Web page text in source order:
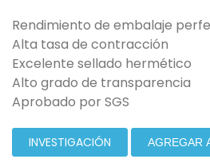
Rendimiento de embalaje
Alta tasa de contracción
Excelente sellado hermético
Alto grado de transparencia
Aprobado por SGS
INVESTIGACIÓN AGREGAR